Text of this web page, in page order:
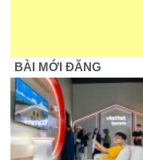
BÀI MỚI ĐĂNG